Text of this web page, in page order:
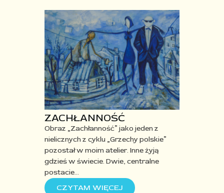
ZACHŁANNOŚĆ
Obraz „Zachłanność” jako jeden z
nielicznych z cyklu „Grzechy polskie”
pozostał w moim atelier. Inne żyją
gdzieś w świecie. Dwie, centralne
postacie…
CZYTAM WIĘCEJ